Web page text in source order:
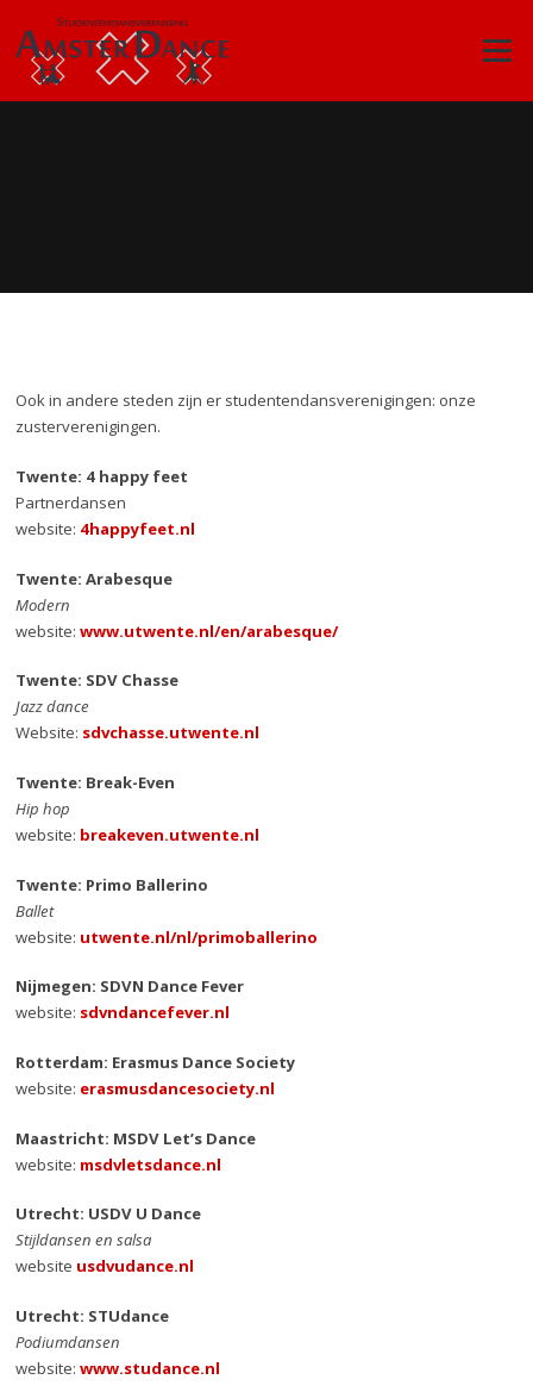
naar
de
inhoud
Menu
Ook in andere steden zijn er studentendansverenigingen: onze
zusterverenigingen.
Twente: 4 happy feet
Partnerdansen
website: 4happyfeet.nl
Twente: Arabesque
Modern
website:www.utwente.nl/en/arabesque/
Twente: SDV Chasse
Jazz dance
Website: sdvchasse.utwente.nl
Twente: Break-Even
Hip hop
website: breakeven.utwente.nl
Twente: Primo Ballerino
Ballet
website: utwente.nl/nl/primoballerino
Nijmegen: SDVN Dance Fever
website: sdvndancefever.nl
Rotterdam: Erasmus Dance Society
website: erasmusdancesociety.nl
Maastricht: MSDV Let’s Dance
website: msdvletsdance.nl
Utrecht: USDV U Dance
Stijldansen en salsa
website usdvudance.nl
Utrecht: STUdance
Podiumdansen
website:www.studance.nl